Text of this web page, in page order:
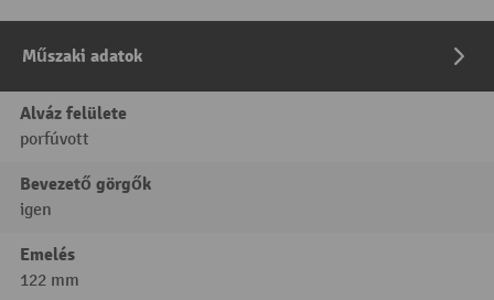
Műszaki adatok
Alváz felülete
porfúvott
Bevezető görgők
igen
Emelés
122 mm